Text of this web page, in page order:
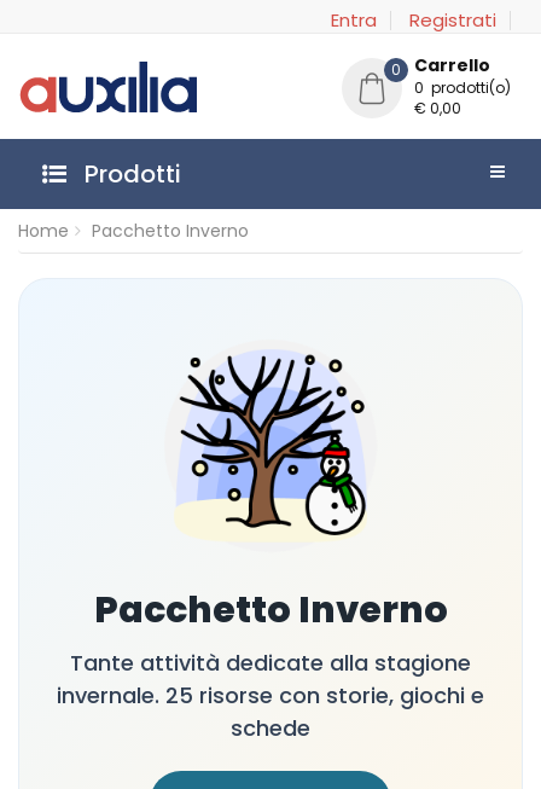
Entra Registrati
0 Carrello
0 prodotti(o)
€ 0,00
Prodotti
Home Pacchetto Inverno
Pacchetto Inverno
Tante attività dedicate alla stagione
invernale. 25 risorse con storie, giochi e
schede